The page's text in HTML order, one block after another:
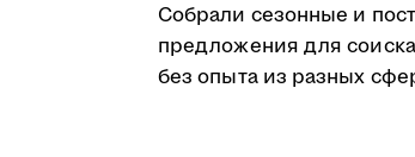
Собрали сезонные и
предложения для
без опыта из разных